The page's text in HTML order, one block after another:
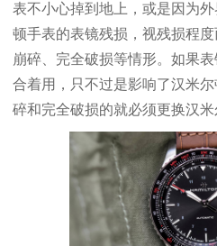
表不小心掉到地上，或是因为
顿手表的表镜残损，视残损程
崩碎、完全破损等情形。如果
合着用，只不过是影响了汉米
碎和完全破损的就必须更换汉米